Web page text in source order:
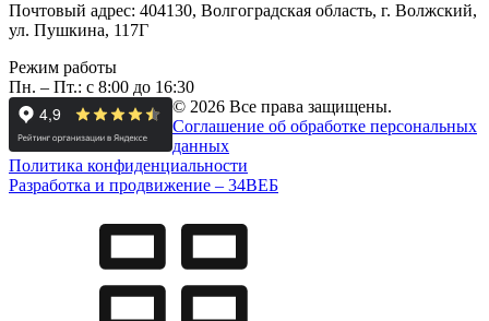
Почтовый адрес: 404130, Волгоградская область, г. Волжский,
ул. Пушкина, 117Г
Режим работы
Пн. – Пт.: с 8:00 до 16:30
© 2026 Все права защищены.
Соглашение об обработке персональных
данных
Политика конфиденциальности
Разработка и продвижение – 34ВЕБ